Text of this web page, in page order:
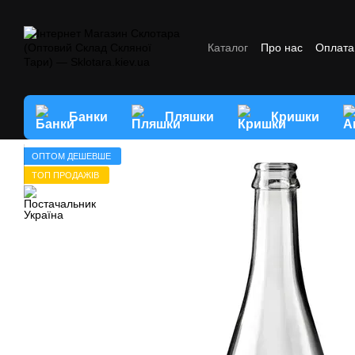
Каталог Про нас
Оплата
Банки Пляшки Кришки
ОПТОМ ДЕШЕВШЕ
ТОП ПРОДАЖІВ